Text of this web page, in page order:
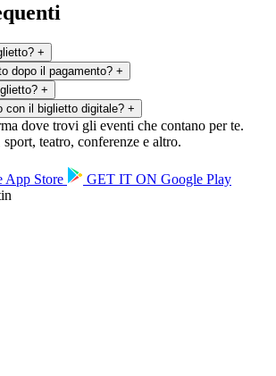
+
dopo il pagamento? +
+
con il biglietto digitale? +
dove trovi gli eventi che contano per te.
teatro, conferenze e altro.
App Store GET IT ON Google Play